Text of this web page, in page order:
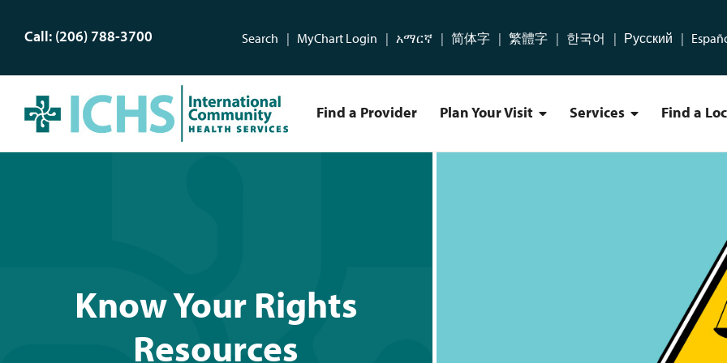
Call: (206) 788-3700 Search MyChart Login አማርኛ 简体字 繁體字 한국어 Русский
Find a Provider Plan Your Visit Plan Your Visit Menu
Services Services Menu
Find a
Know Your Rights
Resources